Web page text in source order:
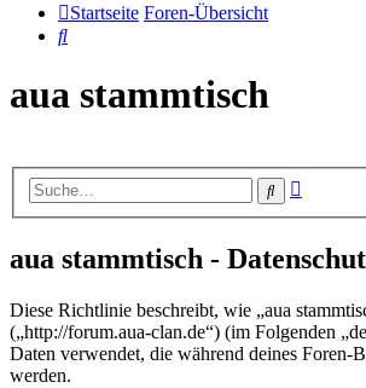
Startseite Foren-Übersicht
Suche
aua stammtisch
Suche
aua stammtisch -
Diese Richtlinie beschreibt, wie „aua
(„http://forum.aua-clan.de“) (im Folgenden
Daten verwendet, die während deines Foren-
werden.